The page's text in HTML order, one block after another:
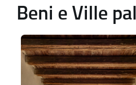
Beni e Ville